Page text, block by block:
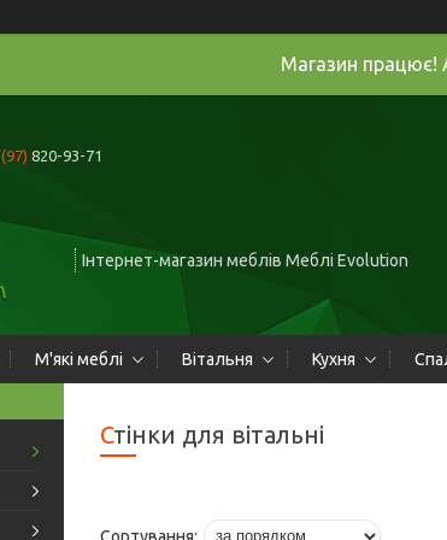
Магазин працює!
(97) 820-93-71
Інтернет-магазин меблів Меблі Evolution
М'які меблі Вітальня Кухня
Стінки для вітальні